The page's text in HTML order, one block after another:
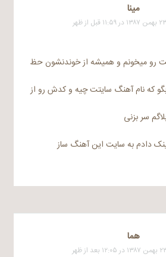
مینا
رو میخونم و همیشه از خوندنشون حظ
که نام آهنگ سایتت چیه و کدش رو از
سر بزنی
دادم به سایت این آهنگ ساز
هما